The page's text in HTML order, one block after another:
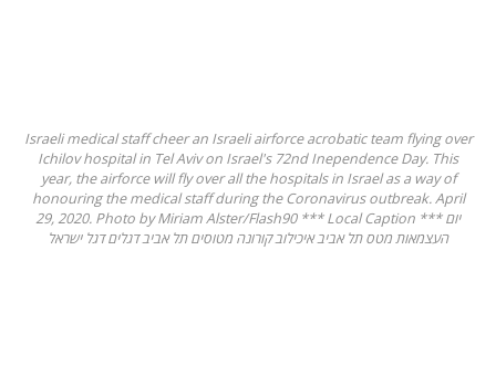
Israeli medical staff cheer an Israeli airforce acrobatic team flying over
Ichilov hospital in Tel Aviv on Israel's 72nd Inependence Day. This
year, the airforce will fly over all the hospitals in Israel as a way of
honouring the medical staff during the Coronavirus outbreak. April
29, 2020. Photo by Miriam Alster/Flash90 *** Local Caption *** יום
העצמאות מטס תל אביב איכילוב קורונה מטוסים תל אביב דגלים דגל ישראל